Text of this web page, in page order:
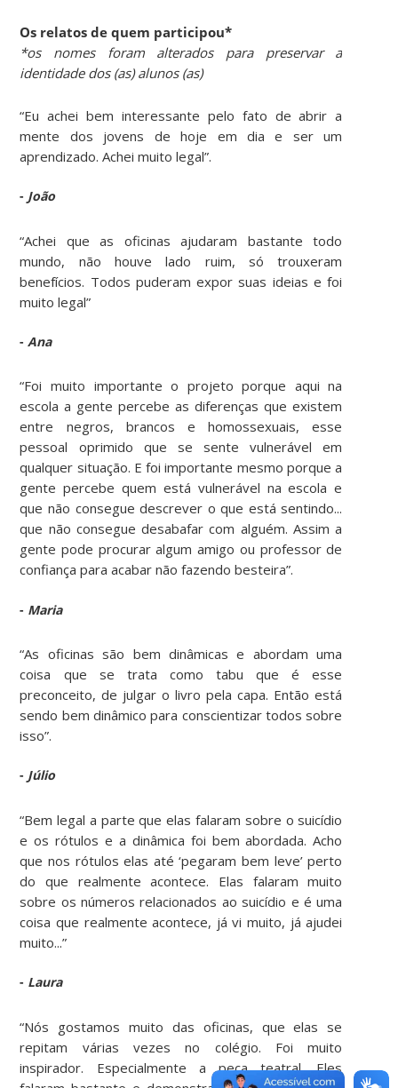
Os relatos de quem participou*
*os nomes foram alterados para preservar a
identidade dos (as) alunos (as)
“Eu achei bem interessante pelo fato de abrir a
mente dos jovens de hoje em dia e ser um
aprendizado. Achei muito legal”.
- João
“Achei que as oficinas ajudaram bastante todo
mundo, não houve lado ruim, só trouxeram
benefícios. Todos puderam expor suas ideias e foi
muito legal”
-Ana
“Foi muito importante o projeto porque aqui na
escola a gente percebe as diferenças que existem
entre negros, brancos e homossexuais, esse
pessoal oprimido que se sente vulnerável em
qualquer situação. E foi importante mesmo porque a
gente percebe quem está vulnerável na escola e
que não consegue descrever o que está sentindo...
que não consegue desabafar com alguém. Assim a
gente pode procurar algum amigo ou professor de
confiança para acabar não fazendo besteira”.
- Maria
“As oficinas são bem dinâmicas e abordam uma
coisa que se trata como tabu que é esse
preconceito, de julgar o livro pela capa. Então está
sendo bem dinâmico para conscientizar todos sobre
isso”.
- Júlio
“Bem legal a parte que elas falaram sobre o suicídio
e os rótulos e a dinâmica foi bem abordada. Acho
que nos rótulos elas até ‘pegaram bem leve’ perto
do que realmente acontece. Elas falaram muito
sobre os números relacionados ao suicídio e é uma
coisa que realmente acontece, já vi muito, já ajudei
muito...”
- Laura
“Nós gostamos muito das oficinas, que elas se
repitam várias vezes no colégio. Foi muito
inspirador. Especialmente a peça teatral. Eles